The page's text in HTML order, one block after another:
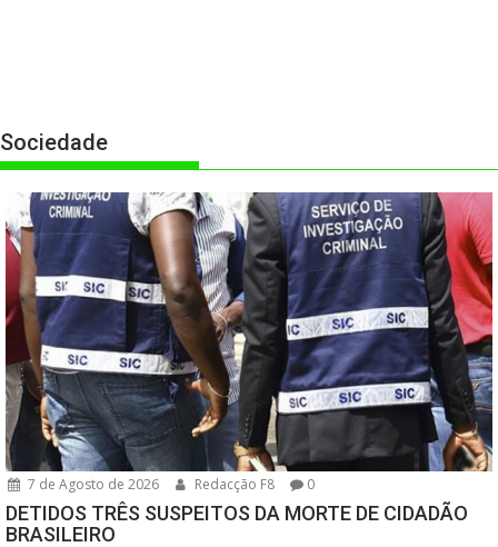
Sociedade
7 de Agosto de 2026 Redacção F8 0
DETIDOS TRÊS SUSPEITOS DA MORTE DE CIDADÃO
BRASILEIRO